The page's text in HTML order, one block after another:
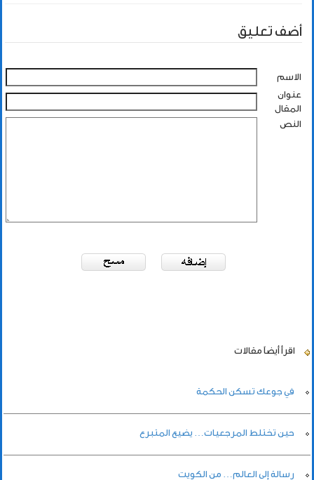
أضف تعليق
الاسم
عنوان
المقال
النص
اقرأ أيضاً مقالات
في جوعك تسكن الحكمة
حين تختلط المرجعيات… يضيع المتبرع
رسالة إلى العالم… من الكويت